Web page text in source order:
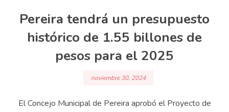
Pereira tendrá un presupuesto
histórico de 1.55 billones de
pesos para el 2025
noviembre 30, 2024
El Concejo Municipal de Pereira aprobó el Proyecto de